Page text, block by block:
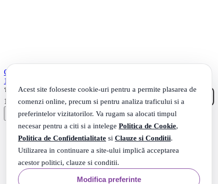
Acest site foloseste cookie-uri pentru a permite plasarea de
comenzi online, precum si pentru analiza traficului si a
preferintelor vizitatorilor. Va rugam sa alocati timpul
necesar pentru a citi si a intelege Politica de Cookie,
Politica de Confidentialitate si Clauze si Conditii.
Utilizarea in continuare a site-ului implică acceptarea
acestor politici, clauze si conditii.
Modifica preferinte
Colgate Max White Crystal Mint Pasta de dinti cu efect de albire ,
100 ml
(1)
11
11Lei